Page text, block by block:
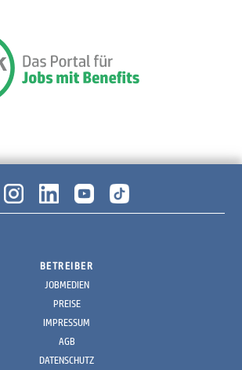
BETREIBER
JOBMEDIEN
PREISE
IMPRESSUM
AGB
DATENSCHUTZ